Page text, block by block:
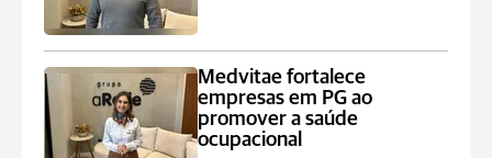
Medvitae fortalece
empresas em PG ao
promover a saúde
ocupacional